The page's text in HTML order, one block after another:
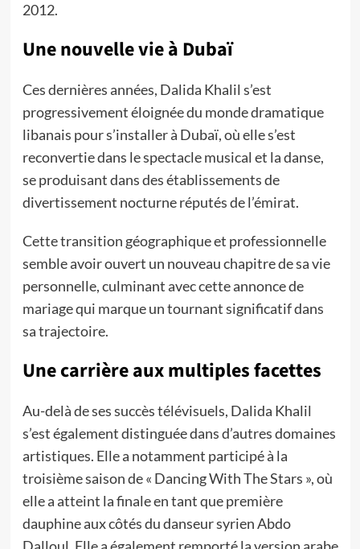
2012.
Une nouvelle vie à Dubaï
Ces dernières années, Dalida Khalil s’est
progressivement éloignée du monde dramatique
libanais pour s’installer à Dubaï, où elle s’est
reconvertie dans le spectacle musical et la danse,
se produisant dans des établissements de
divertissement nocturne réputés de l’émirat.
Cette transition géographique et professionnelle
semble avoir ouvert un nouveau chapitre de sa vie
personnelle, culminant avec cette annonce de
mariage qui marque un tournant significatif dans
sa trajectoire.
Une carrière aux multiples facettes
Au-delà de ses succès télévisuels, Dalida Khalil
s’est également distinguée dans d’autres domaines
artistiques. Elle a notamment participé à la
troisième saison de « Dancing With The Stars », où
elle a atteint la finale en tant que première
dauphine aux côtés du danseur syrien Abdo